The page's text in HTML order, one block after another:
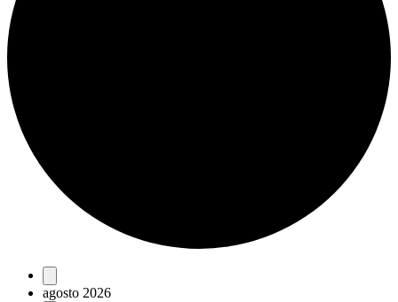
Eventos
agosto 2026